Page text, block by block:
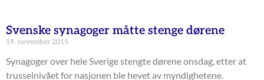
Svenske synagoger måtte stenge dørene
19. november 2015
Synagoger over hele Sverige stengte dørene onsdag, etter at
trusselnivået for nasjonen ble hevet av myndighetene.